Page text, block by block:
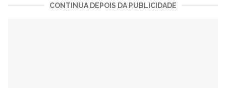
CONTINUA DEPOIS DA PUBLICIDADE